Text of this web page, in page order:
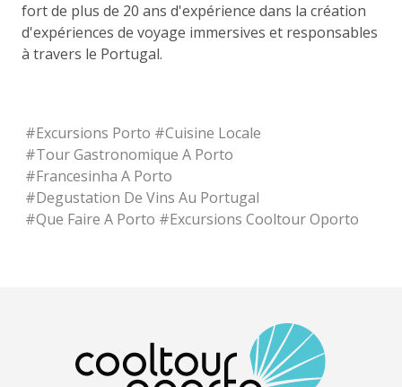
fort de plus de 20 ans d'expérience dans la création
d'expériences de voyage immersives et responsables
à travers le Portugal.
#Excursions Porto #Cuisine Locale
#Tour Gastronomique A Porto
#Francesinha A Porto
#Degustation De Vins Au Portugal
#Que Faire A Porto #Excursions Cooltour Oporto